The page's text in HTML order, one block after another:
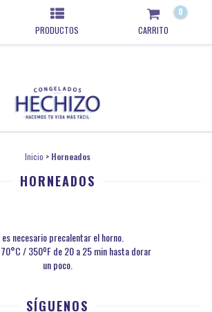
PRODUCTOS CARRITO
0
Inicio > Horneados
HORNEADOS
es necesario precalentar el horno.
/ 350ºF de 20 a 25 min hasta dorar
un poco.
SÍGUENOS